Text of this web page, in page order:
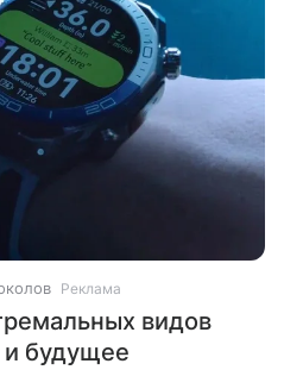
Реклама
видов
и будущее